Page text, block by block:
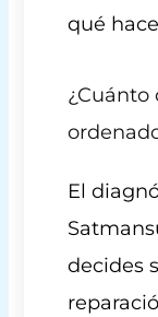
qué
¿Cuánto
El
decides